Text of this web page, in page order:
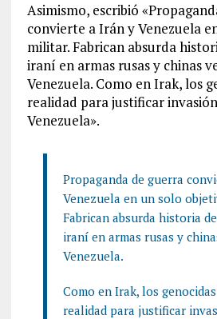
Asimismo, escribió
convierte a Irán y Venezuela
militar. Fabrican absurda
iraní en armas rusas y chinas
Venezuela. Como en Irak, los
realidad para justificar
Venezuela».
Propaganda de guerra
Venezuela en un solo
Fabrican absurda historia
iraní en armas rusas y
Venezuela.
Como en Irak, los
realidad para justificar